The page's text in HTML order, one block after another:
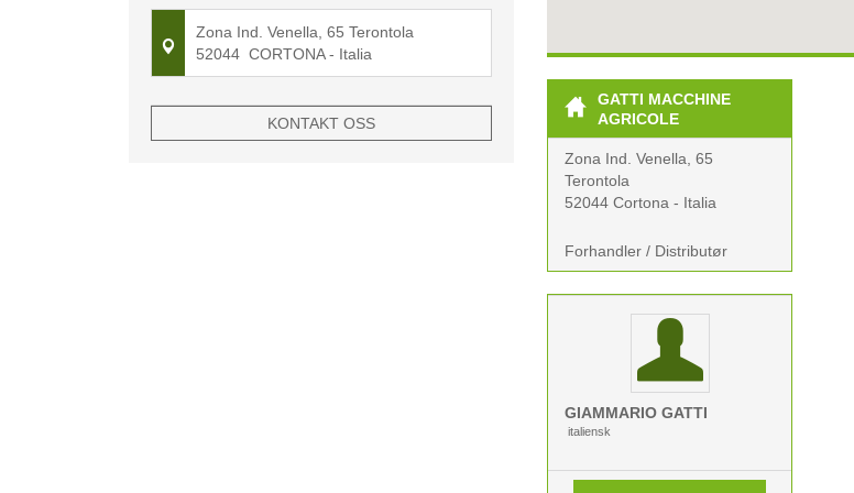
GATTI MACCHINE
AGRICOLE
Zona Ind. Venella, 65
Terontola
52044 Cortona - Italia
Forhandler / Distributør
GIAMMARIO GATTI
italiensk
Zona Ind. Venella, 65 Terontola
52044 CORTONA- Italia
KONTAKT OSS